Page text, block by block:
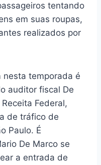
tentando
em suas roupas,
realizados por
nesta temporada é
auditor fiscal De
Federal,
de tráfico de
Paulo. É
De Marco se
a entrada de